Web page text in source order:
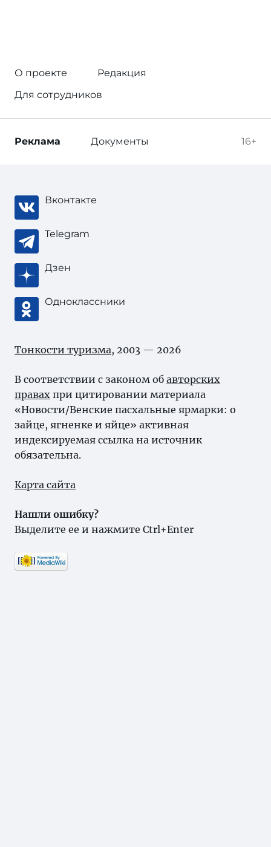
О проекте
Редакция
Для сотрудников
16+
Реклама Документы
Вконтакте
Telegram
Дзен
Одноклассники
Тонкости туризма, 2003 — 2026
В соответствии с законом об авторских
правах при цитировании материала
«Новости/Венские пасхальные ярмарки: о
зайце, ягненке и яйце» активная
индексируемая ссылка на источник
обязательна.
Карта сайта
Нашли ошибку?
Выделите ее и нажмите Ctrl+Enter